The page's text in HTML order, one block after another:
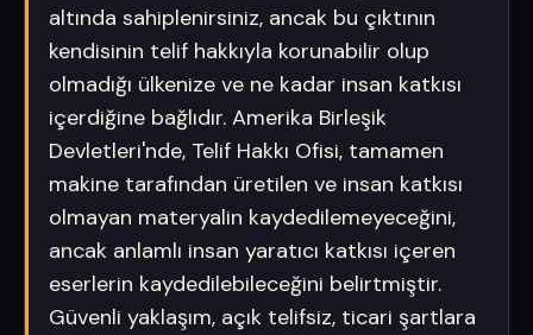
altında sahiplenirsiniz, ancak bu çıktının
kendisinin telif hakkıyla korunabilir olup
olmadığı ülkenize ve ne kadar insan katkısı
içerdiğine bağlıdır. Amerika Birleşik
Devletleri'nde, Telif Hakkı Ofisi, tamamen
makine tarafından üretilen ve insan katkısı
olmayan materyalin kaydedilemeyeceğini,
ancak anlamlı insan yaratıcı katkısı içeren
eserlerin kaydedilebileceğini belirtmiştir.
Güvenli yaklaşım, açık telifsiz, ticari şartlara